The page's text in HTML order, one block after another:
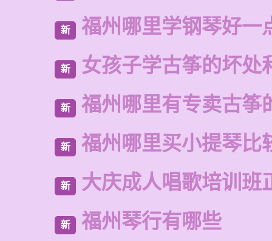
新 福州哪里学钢琴好一
新 女孩子学古筝的坏处
新 福州哪里有专卖古筝
新 福州哪里买小提琴比
新 大庆成人唱歌培训班
新 福州琴行有哪些